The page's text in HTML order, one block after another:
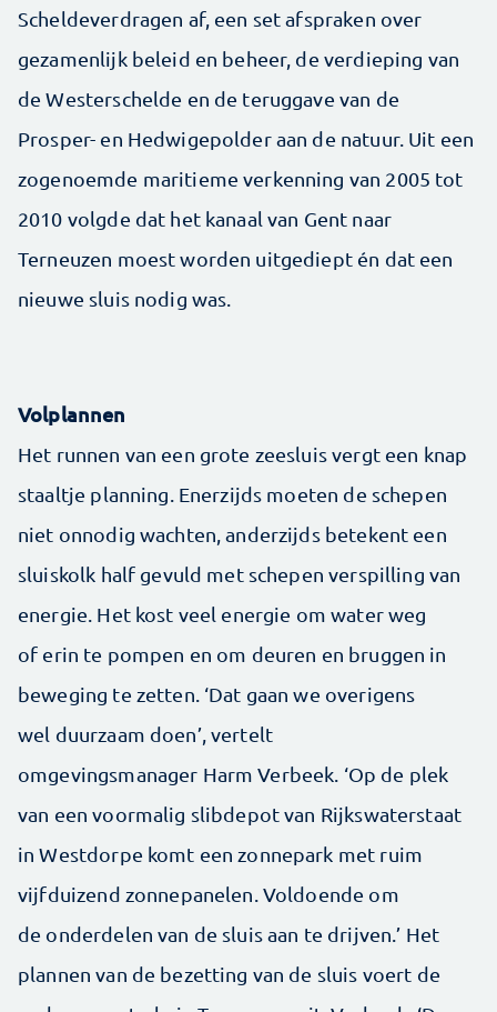
Scheldeverdragen af, een set afspraken over
gezamenlijk beleid en beheer, de verdieping van
de Westerschelde en de teruggave van de
Prosper- en Hedwigepolder aan de natuur. Uit een
zogenoemde maritieme verkenning van 2005 tot
2010 volgde dat het kanaal van Gent naar
Terneuzen moest worden uitgediept én dat een
nieuwe sluis nodig was.
Volplannen
Het runnen van een grote zeesluis vergt een knap
staaltje planning. Enerzijds moeten de schepen
niet onnodig wachten, anderzijds betekent een
sluiskolk half gevuld met schepen verspilling van
energie. Het kost veel energie om water weg
of erin te pompen en om deuren en bruggen in
beweging te zetten. ‘Dat gaan we overigens
wel duurzaam doen’, vertelt
omgevingsmanager Harm Verbeek. ‘Op de plek
van een voormalig slibdepot van Rijkswaterstaat
in Westdorpe komt een zonnepark met ruim
vijfduizend zonnepanelen. Voldoende om
de onderdelen van de sluis aan te drijven.’ Het
plannen van de bezetting van de sluis voert de